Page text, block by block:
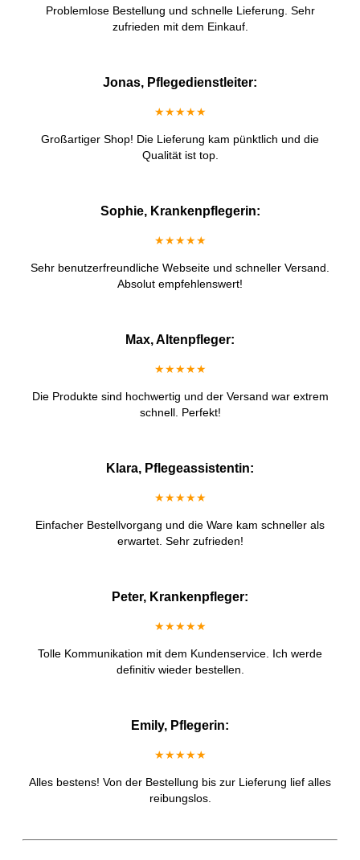
Problemlose Bestellung und schnelle Lieferung. Sehr
zufrieden mit dem Einkauf.
Jonas, Pflegedienstleiter:
★★★★★
Großartiger Shop! Die Lieferung kam pünktlich und die
Qualität ist top.
Sophie, Krankenpflegerin:
★★★★★
Sehr benutzerfreundliche Webseite und schneller Versand.
Absolut empfehlenswert!
Max, Altenpfleger:
★★★★★
Die Produkte sind hochwertig und der Versand war extrem
schnell. Perfekt!
Klara, Pflegeassistentin:
★★★★★
Einfacher Bestellvorgang und die Ware kam schneller als
erwartet. Sehr zufrieden!
Peter, Krankenpfleger:
★★★★★
Tolle Kommunikation mit dem Kundenservice. Ich werde
definitiv wieder bestellen.
Emily, Pflegerin:
★★★★★
Alles bestens! Von der Bestellung bis zur Lieferung lief alles
reibungslos.